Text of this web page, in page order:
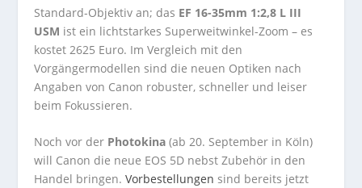
Standard-Objektiv an; das EF 16-35mm 1:2,8 L III
USM ist ein lichtstarkes Superweitwinkel-Zoom – es
kostet 2625 Euro. Im Vergleich mit den
Vorgängermodellen sind die neuen Optiken nach
Angaben von Canon robuster, schneller und leiser
beim Fokussieren.
Noch vor der Photokina (ab 20. September in Köln)
will Canon die neue EOS 5D nebst Zubehör in den
Handel bringen.Vorbestellungen sind bereits jetzt